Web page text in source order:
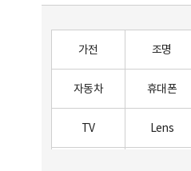
열변형온도_annealed
111
가전 조명
자동차 휴대폰
TV Lens